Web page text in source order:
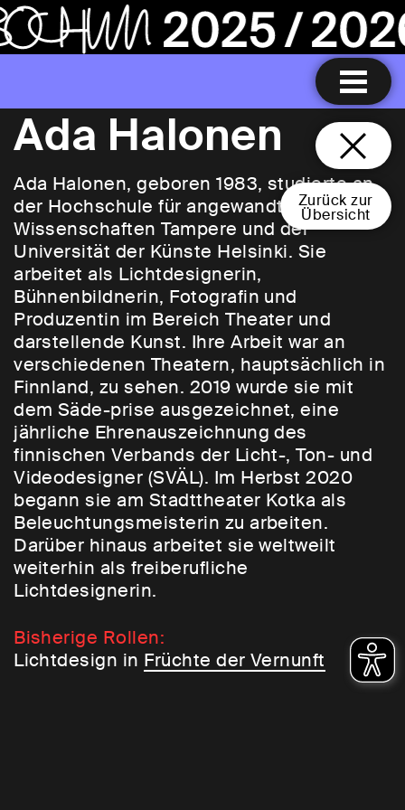
Zurück zur
Übersicht
Ada Halonen
Ada Halonen, geboren 1983, studierte an
der Hochschule für angewandte
Wissenschaften Tampere und der
Universität der Künste Helsinki. Sie
arbeitet als Lichtdesignerin,
Bühnenbildnerin, Fotografin und
Produzentin im Bereich Theater und
darstellende Kunst. Ihre Arbeit war an
verschiedenen Theatern, hauptsächlich in
Finnland, zu sehen. 2019 wurde sie mit
dem Säde-prise ausgezeichnet, eine
jährliche Ehrenauszeichnung des
finnischen Verbands der Licht-, Ton- und
Videodesigner (SVÄL). Im Herbst 2020
begann sie am Stadttheater Kotka als
Beleuchtungsmeisterin zu arbeiten.
Darüber hinaus arbeitet sie weltweilt
weiterhin als freiberufliche
Lichtdesignerin.
Bisherige Rollen:
Lichtdesign in Früchte der Vernunft